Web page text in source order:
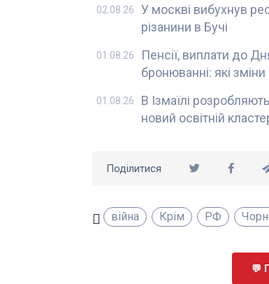
У москві вибухнув
різанини в Бучі
02.08.26
Пенсії, виплати до
бронюванні: які
01.08.26
В Ізмаїлі
новий освітній
01.08.26
Поділитися
війна Крім РФ